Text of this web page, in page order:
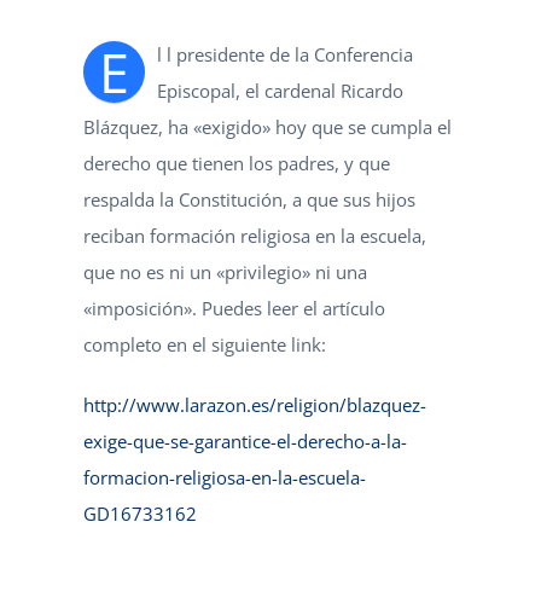
E
l l presidente de la Conferencia
Episcopal, el cardenal Ricardo
Blázquez, ha «exigido» hoy que se cumpla el
derecho que tienen los padres, y que
respalda la Constitución, a que sus hijos
reciban formación religiosa en la escuela,
que no es ni un «privilegio» ni una
«imposición». Puedes leer el artículo
completo en el siguiente link:
http://www.larazon.es/religion/blazquez-
exige-que-se-garantice-el-derecho-a-la-
formacion-religiosa-en-la-escuela-
GD16733162